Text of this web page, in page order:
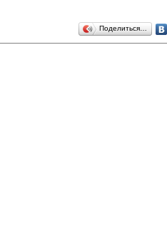
Поделиться…